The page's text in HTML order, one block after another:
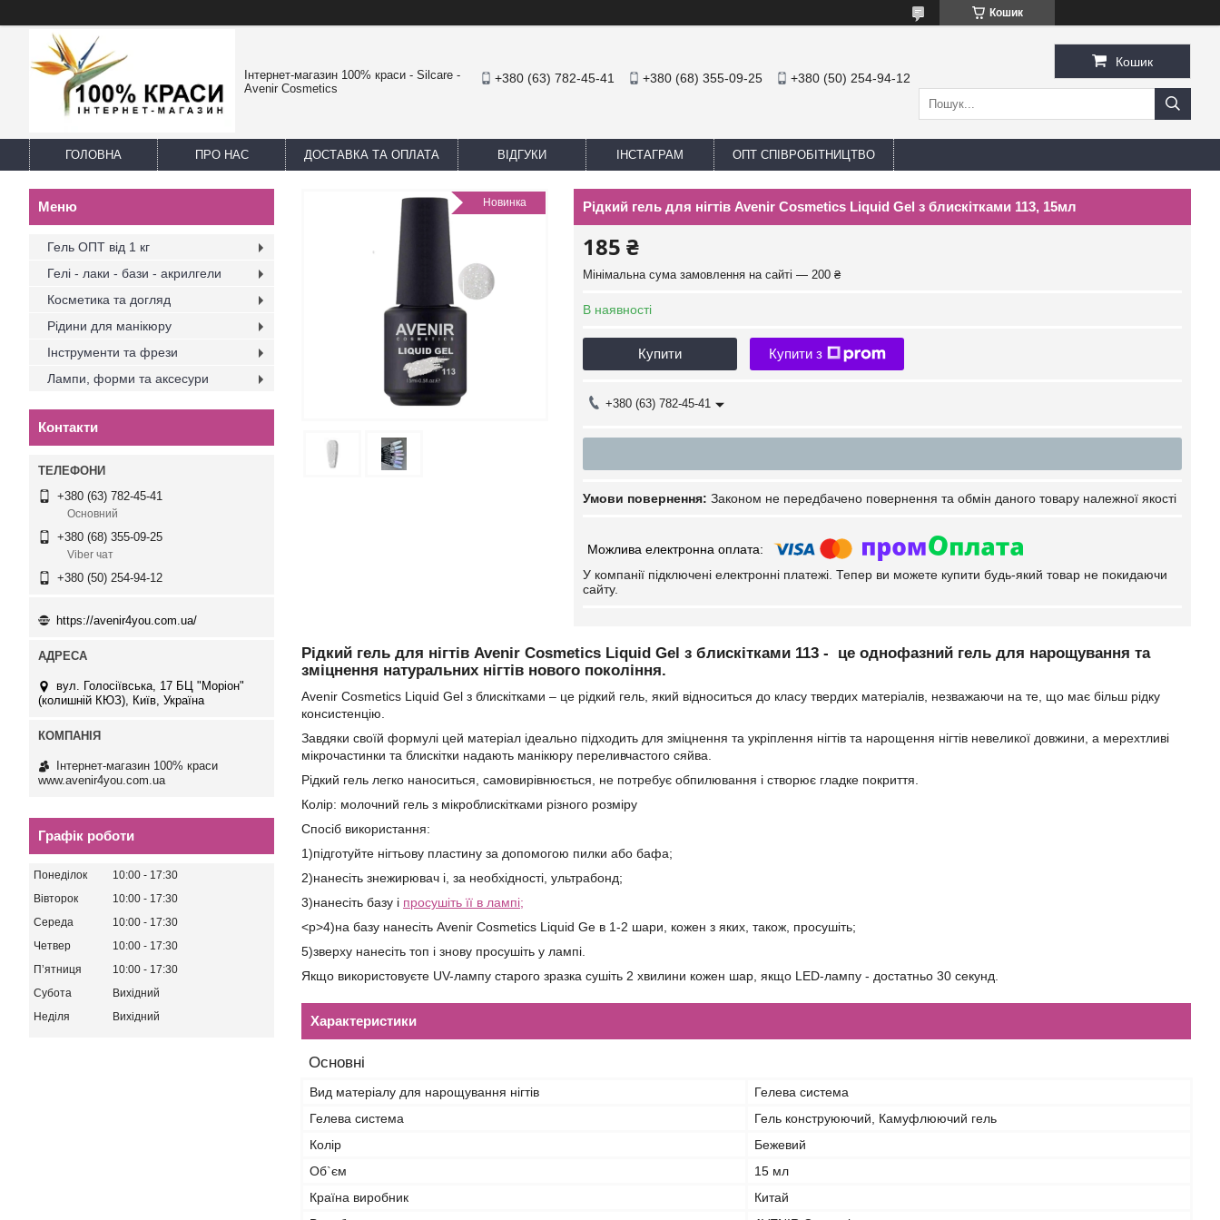
Кошик
Інтернет-магазин 100% краси - Silcare -
Avenir Cosmetics
+380 (63) 782-45-41 +380 (68) 355-09-25 +380 (50) 254-94-12
Кошик
ГОЛОВНА ПРО НАС ДОСТАВКА ТА ОПЛАТА ВІДГУКИ ІНСТАГРАМ ОПТ СПІВРОБІТНИЦТВО
Новинка Рідкий гель для нігтів Avenir Cosmetics Liquid Gel з блискітками 113, 15мл
185 ₴
Мінімальна сума замовлення на сайті — 200 ₴
В наявності
Купити Купити з
+380 (63) 782-45-41
Законом не передбачено повернення та обмін даного товару належної якості
У компанії підключені електронні платежі. Тепер ви можете купити будь-який товар не покидаючи
сайту.
Рідкий гель для нігтів Avenir Cosmetics Liquid Gel з блискітками 113 - це однофазний гель для нарощування та
зміцнення натуральних нігтів нового покоління.
Avenir Cosmetics Liquid Gel з блискітками – це рідкий гель, який відноситься до класу твердих матеріалів, незважаючи на те, що має більш рідку
консистенцію.
Завдяки своїй формулі цей матеріал ідеально підходить для зміцнення та укріплення нігтів та нарощення нігтів невеликої довжини, а мерехтливі
мікрочастинки та блискітки надають манікюру переливчастого сяйва.
Рідкий гель легко наноситься, самовирівнюється, не потребує обпилювання і створює гладке покриття.
Колір: молочний гель з мікроблискітками різного розміру
Спосіб використання:
1)підготуйте нігтьову пластину за допомогою пилки або бафа;
2)нанесіть знежирювач і, за необхідності, ультрабонд;
3)нанесіть базу і просушіть її в лампі;
<p>4)на базу нанесіть Avenir Cosmetics Liquid Ge в 1-2 шари, кожен з яких, також, просушіть;
5)зверху нанесіть топ і знову просушіть у лампі.
Якщо використовуєте UV-лампу старого зразка сушіть 2 хвилини кожен шар, якщо LED-лампу - достатньо 30 секунд.
Характеристики
Основні
Вид матеріалу для нарощування нігтів
Гелева система
Гелева система
Гель конструюючий, Камуфлюючий гель
Колір
Бежевий
Об`єм
15 мл
Країна виробник
Китай
Гель ОПТ від 1 кг
Гелі - лаки - бази - акрилгели
Косметика та догляд
Рідини для манікюру
Інструменти та фрези
Лампи, форми та аксесури
Контакти
+380 (63) 782-45-41
Основний
+380 (68) 355-09-25
Viber чат
+380 (50) 254-94-12
https://avenir4you.com.ua/
вул. Голосіївська, 17 БЦ "Моріон"
(колишній КЮЗ), Київ, Україна
Інтернет-магазин 100% краси
www.avenir4you.com.ua
Графік роботи
Понеділок 10:00
17:30
Вівторок
10:00
17:30
Середа
10:00
17:30
Четвер
10:00
17:30
Пʼятниця
10:00
17:30
Субота
Вихідний
Неділя
Вихідний